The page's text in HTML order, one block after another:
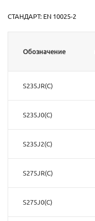
СТАНДАРТ: EN 10025-2
Обозначение
S235JR(C)
S235J0(C)
S235J2(C)
S275JR(C)
S275J0(C)